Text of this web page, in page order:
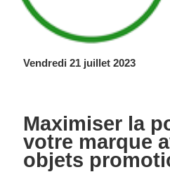
Vendredi 21 juillet 2023
Maximiser la
votre marque
objets